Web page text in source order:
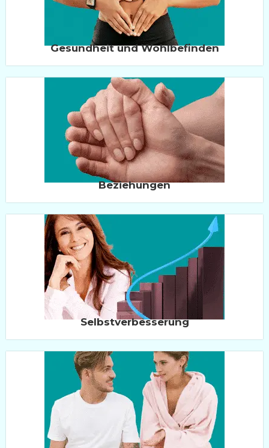
Gesundheit und Wohlbefinden
Beziehungen
Selbstverbesserung